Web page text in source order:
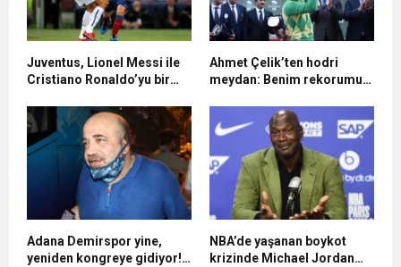
Juventus, Lionel Messi ile
Cristiano Ronaldo’yu bir
Ahmet Çelik’ten hodri
meydan: Benim rekorumu
Adana Demirspor yine,
yeniden kongreye gidiyor!
NBA’de yaşanan boykot
krizinde Michael Jordan